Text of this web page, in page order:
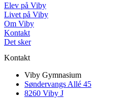
Elev på Viby
Livet på Viby
Om Viby
Kontakt
Det sker
Kontakt
Viby Gymnasium
Søndervangs Allé 45
8260 Viby J